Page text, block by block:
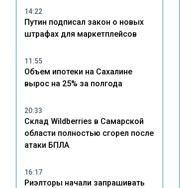
14:22
Путин подписал закон о новых
штрафах для маркетплейсов
11:55
Объем ипотеки на Сахалине
вырос на 25% за полгода
20:33
Склад Wildberries в Самарской
области полностью сгорел после
атаки БПЛА
16:17
Риэлторы начали запрашивать